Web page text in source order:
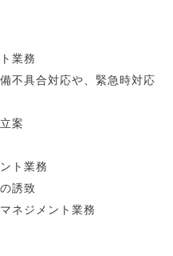
業務
不具合対応や、緊急時対応
案
ト業務
誘致
ネジメント業務